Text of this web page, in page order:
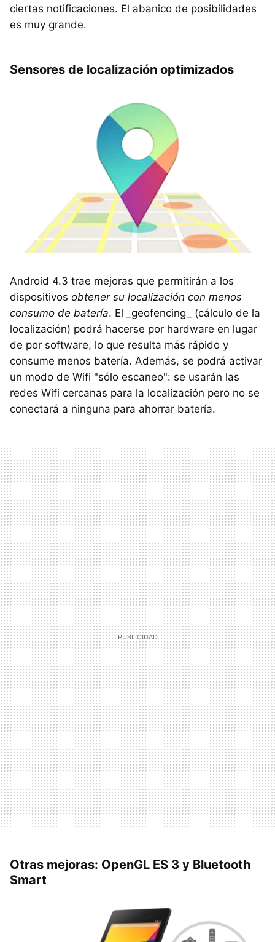
ciertas notificaciones. El abanico de posibilidades
es muy grande.
Sensores de localización optimizados
Android 4.3 trae mejoras que permitirán a los
dispositivos obtener su localización con menos
consumo de batería. El _geofencing_ (cálculo de la
localización) podrá hacerse por hardware en lugar
de por software, lo que resulta más rápido y
consume menos batería. Además, se podrá activar
un modo de Wifi "sólo escaneo": se usarán las
redes Wifi cercanas para la localización pero no se
conectará a ninguna para ahorrar batería.
Otras mejoras: OpenGL ES 3 y Bluetooth
Smart